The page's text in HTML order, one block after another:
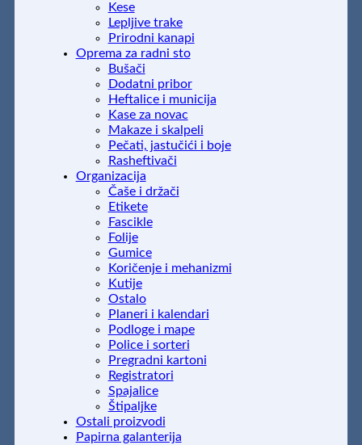
Kese
Lepljive trake
Prirodni kanapi
Oprema za radni sto
Bušači
Dodatni pribor
Heftalice i municija
Kase za novac
Makaze i skalpeli
Pečati, jastučići i boje
Rasheftivači
Organizacija
Čaše i držači
Etikete
Fascikle
Folije
Gumice
Koričenje i mehanizmi
Kutije
Ostalo
Planeri i kalendari
Podloge i mape
Police i sorteri
Pregradni kartoni
Registratori
Spajalice
Štipaljke
Ostali proizvodi
Papirna galanterija